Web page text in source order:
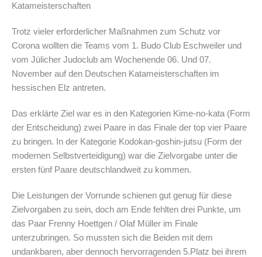
Katameisterschaften
Trotz vieler erforderlicher Maßnahmen zum Schutz vor
Corona wollten die Teams vom 1. Budo Club Eschweiler und
vom Jülicher Judoclub am Wochenende 06. Und 07.
November auf den Deutschen Katameisterschaften im
hessischen Elz antreten.
Das erklärte Ziel war es in den Kategorien Kime-no-kata (Form
der Entscheidung) zwei Paare in das Finale der top vier Paare
zu bringen. In der Kategorie Kodokan-goshin-jutsu (Form der
modernen Selbstverteidigung) war die Zielvorgabe unter die
ersten fünf Paare deutschlandweit zu kommen.
Die Leistungen der Vorrunde schienen gut genug für diese
Zielvorgaben zu sein, doch am Ende fehlten drei Punkte, um
das Paar Frenny Hoettgen / Olaf Müller im Finale
unterzubringen. So mussten sich die Beiden mit dem
undankbaren, aber dennoch hervorragenden 5.Platz bei ihrem